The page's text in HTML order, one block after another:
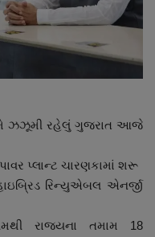
ઝઝૂમી રહેલું ગુજરાત આજે
પ્લાન્ટ ચારણકામાં શરૂ
રિન્યુએબલ એનર્જી
રાજ્યના તમામ 18